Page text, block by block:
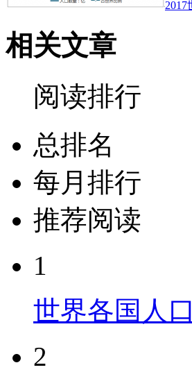
相关文章
阅读排行
总排名
每月排行
推荐阅读
1
世界各国人
2